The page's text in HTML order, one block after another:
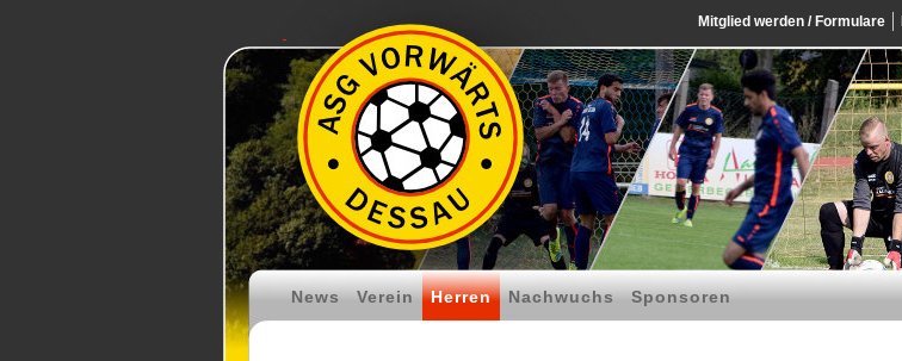
Mitglied werden / Formulare
News Verein Herren Nachwuchs Sponsoren